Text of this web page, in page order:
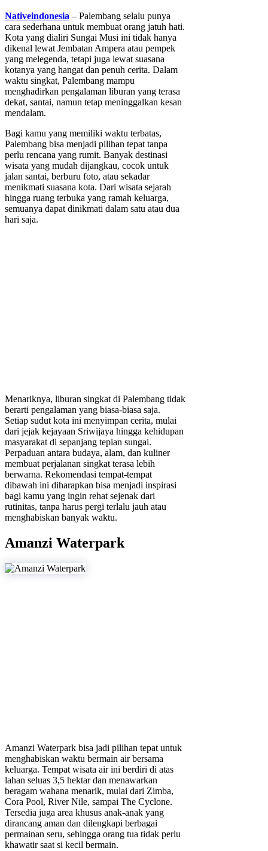
Nativeindonesia – Palembang selalu punya
cara sederhana untuk membuat orang jatuh hati.
Kota yang dialiri Sungai Musi ini tidak hanya
dikenal lewat Jembatan Ampera atau pempek
yang melegenda, tetapi juga lewat suasana
kotanya yang hangat dan penuh cerita. Dalam
waktu singkat, Palembang mampu
menghadirkan pengalaman liburan yang terasa
dekat, santai, namun tetap meninggalkan kesan
mendalam.
Bagi kamu yang memiliki waktu terbatas,
Palembang bisa menjadi pilihan tepat tanpa
perlu rencana yang rumit. Banyak destinasi
wisata yang mudah dijangkau, cocok untuk
jalan santai, berburu foto, atau sekadar
menikmati suasana kota. Dari wisata sejarah
hingga ruang terbuka yang ramah keluarga,
semuanya dapat dinikmati dalam satu atau dua
hari saja.
Menariknya, liburan singkat di Palembang tidak
berarti pengalaman yang biasa-biasa saja.
Setiap sudut kota ini menyimpan cerita, mulai
dari jejak kejayaan Sriwijaya hingga kehidupan
masyarakat di sepanjang tepian sungai.
Perpaduan antara budaya, alam, dan kuliner
membuat perjalanan singkat terasa lebih
berwarna. Rekomendasi tempat-tempat
dibawah ini diharapkan bisa menjadi inspirasi
bagi kamu yang ingin rehat sejenak dari
rutinitas, tanpa harus pergi terlalu jauh atau
menghabiskan banyak waktu.
Amanzi Waterpark
Amanzi Waterpark bisa jadi pilihan tepat untuk
menghabiskan waktu bermain air bersama
keluarga. Tempat wisata air ini berdiri di atas
lahan seluas 3,5 hektar dan menawarkan
beragam wahana menarik, mulai dari Zimba,
Cora Pool, River Nile, sampai The Cyclone.
Tersedia juga area khusus anak-anak yang
dirancang aman dan dilengkapi berbagai
permainan seru, sehingga orang tua tidak perlu
khawatir saat si kecil bermain.